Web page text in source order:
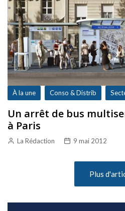
À la une Conso & Distrib
Un arrêt de bus
à Paris
La Rédaction 9 mai 2012
Plus